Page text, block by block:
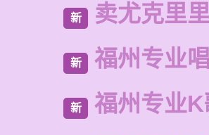
新 卖尤克里
新 福州专业
新 福州专业